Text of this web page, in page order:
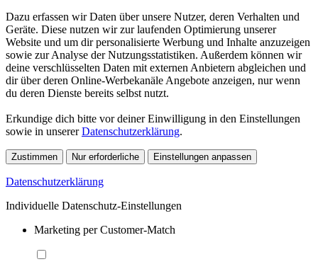
Dazu erfassen wir Daten über unsere Nutzer, deren Verhalten und
Geräte. Diese nutzen wir zur laufenden Optimierung unserer
Website und um dir personalisierte Werbung und Inhalte anzuzeigen
sowie zur Analyse der Nutzungsstatistiken. Außerdem können wir
deine verschlüsselten Daten mit externen Anbietern abgleichen und
dir über deren Online-Werbekanäle Angebote anzeigen, nur wenn
du deren Dienste bereits selbst nutzt.
Erkundige dich bitte vor deiner Einwilligung in den Einstellungen
sowie in unsererDatenschutzerklärung.
Zustimmen Nur erforderliche Einstellungen anpassen
Datenschutzerklärung
Individuelle Datenschutz-Einstellungen
Marketing per Customer-Match